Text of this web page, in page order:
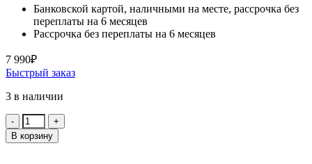
Банковской картой, наличными на месте, рассрочка без
переплаты на 6 месяцев
Рассрочка без переплаты на 6 месяцев
7 990₽
Быстрый заказ
3 в наличии
Количество:
В корзину